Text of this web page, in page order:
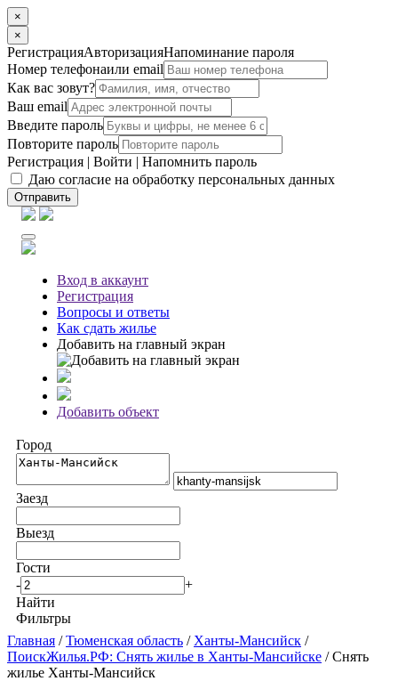
×
×
РегистрацияАвторизацияНапоминание пароля
Номер телефонаили email
Как вас зовут?
Ваш email
Введите пароль
Повторите пароль
Регистрация | Войти | Напомнить пароль
Даю согласие на обработку персональных данных
Отправить
Вход в аккаунт
Регистрация
Вопросы и ответы
Как сдать жилье
Добавить на главный экран
Добавить объект
Город
Заезд
Выезд
Гости
-
+
Найти
Фильтры
Главная /Тюменская область / Ханты-Мансийск /
ПоискЖилья.РФ: Снять жилье в Ханты-Мансийске / Снять
жилье Ханты-Мансийск